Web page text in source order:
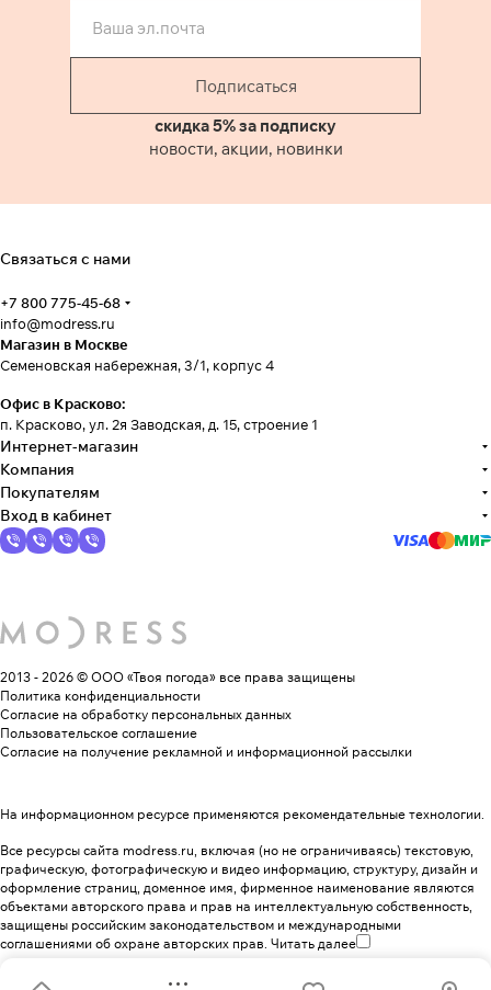
Подписаться
скидка 5% за подписку
новости, акции, новинки
Связаться с нами
+7 800 775-45-68
info@modress.ru
Магазин в Москве
Семеновская набережная, 3/1, корпус 4
Офис в Красково:
п. Красково, ул. 2я Заводская, д. 15, строение 1
Интернет-магазин
Компания
Покупателям
Вход в кабинет
2013 - 2026 © ООО «Твоя погода» все права защищены
Политика конфиденциальности
Согласие на обработку персональных данных
Пользовательское соглашение
Согласие на получение рекламной и информационной рассылки
На информационном ресурсе применяются рекомендательные технологии.
Все ресурсы сайта modress.ru, включая (но не ограничиваясь) текстовую,
графическую, фотографическую и видео информацию, структуру, дизайн и
оформление страниц, доменное имя, фирменное наименование являются
объектами авторского права и прав на интеллектуальную собственность,
защищены российским законодательством и международными
соглашениями об охране авторских прав. Читать далее